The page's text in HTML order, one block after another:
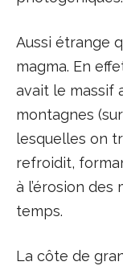
Aussi étrange
magma. En
avait le massif
montagnes
lesquelles on
refroidit,
à l’érosion des
temps.
La côte de